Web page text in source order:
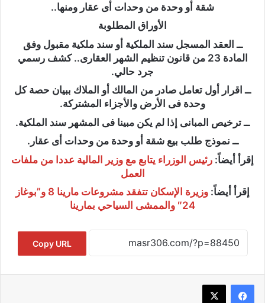
شقة أو وحدة من وحدات أى عقار ومنها..
الأوراق المطلوبة
ــ العقد المسجل سند الملكية أو سند ملكية مقبول وفق
المادة 23 من قانون تنظيم الشهر العقارى.. كشف رسمي
جرد حالي.
ــ اقرار أول تعامل صادر من المالك أو الملاك ببيان حصة كل
وحدة فى الأرض والأجزاء المشتركة.
ــ ترخيص المبانى إذا لم يكن مبينا فى المشهر سند الملكية.
ــ نموذج طلب بيع شقة أو وحدة من وحدات أى عقار.
إقرأ أيضاً: رئيس الوزراء يتابع مع وزير المالية عددا من ملفات
العمل
إقرأ أيضاً:
وزيرة الإسكان تتفقد مشروعات مارينا 8 و”بوغاز
24″ والممشى السياحي بمارينا
Copy URL